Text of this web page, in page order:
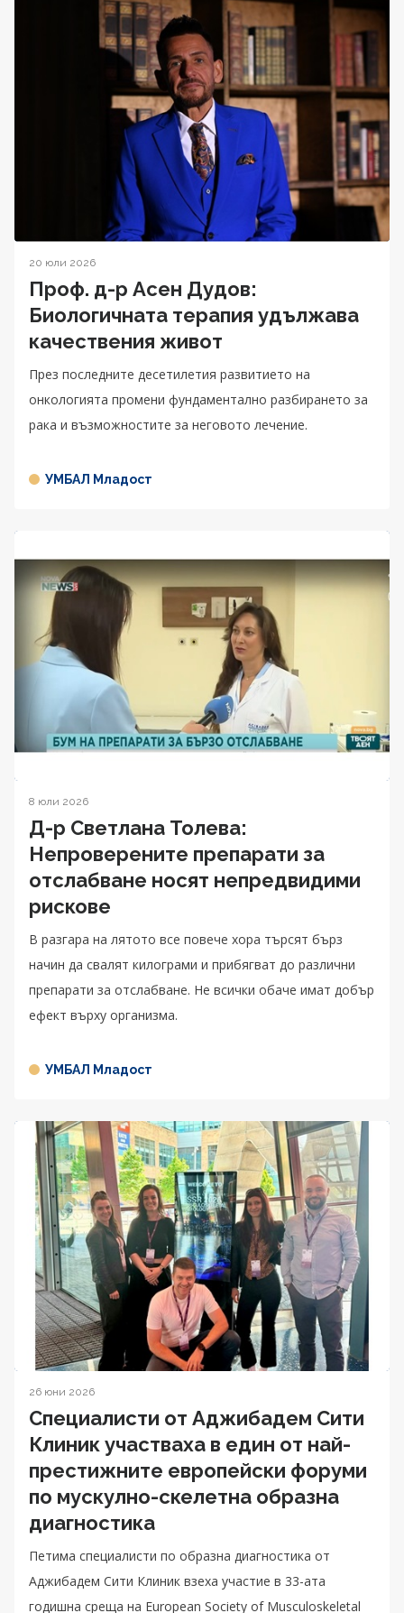
20 юли 2026
Проф. д-р Асен Дудов:
Биологичната терапия удължава
качествения живот
През последните десетилетия развитието на
онкологията промени фундаментално разбирането за
рака и възможностите за неговото лечение.
УМБАЛ Младост
8 юли 2026
Д-р Светлана Толева:
Непроверените препарати за
отслабване носят непредвидими
рискове
В разгара на лятото все повече хора търсят бърз
начин да свалят килограми и прибягват до различни
препарати за отслабване. Не всички обаче имат добър
ефект върху организма.
УМБАЛ Младост
26 юни 2026
Специалисти от Аджибадем Сити
Клиник участваха в един от най-
престижните европейски форуми
по мускулно-скелетна образна
диагностика
Петима специалисти по образна диагностика от
Аджибадем Сити Клиник взеха участие в 33-ата
годишна среща на European Society of Musculoskeletal